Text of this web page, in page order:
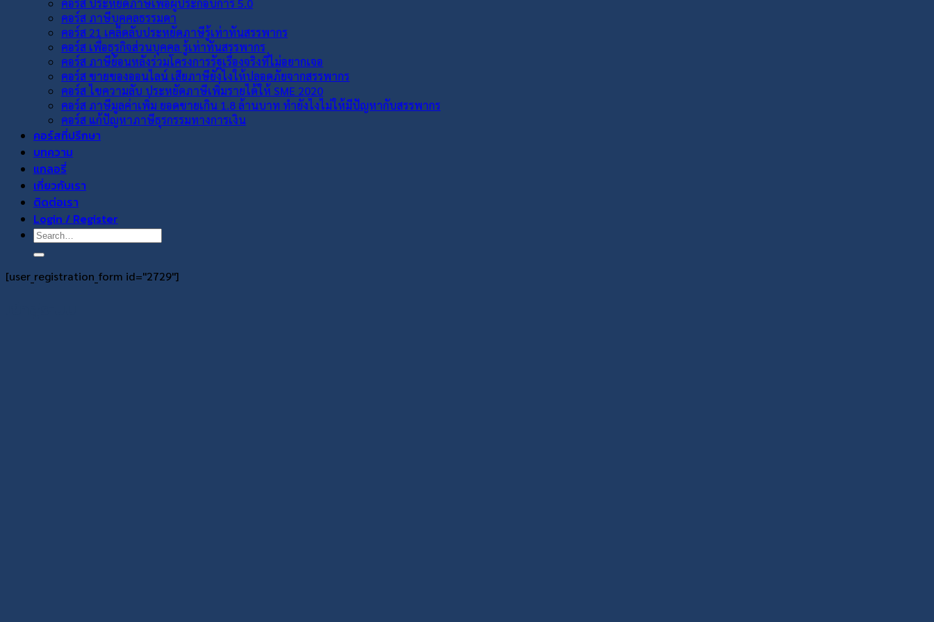
คอร์ส ประหยัดภาษีเพื่อผู้ประกอบการ 5.0
คอร์ส ภาษีบุคคลธรรมดา
คอร์ส 21 เคล็ดลับประหยัดภาษีรู้เท่าทันสรรพากร
คอร์ส เพื่อธุรกิจส่วนบุคคล รู้เท่าทันสรรพากร
คอร์ส ภาษีย้อนหลังร่วมโครงการรัฐเรื่องจริงที่ไม่อยากเจอ
คอร์ส ขายของออนไลน์ เสียภาษียังไงให้ปลอดภัยจากสรรพากร
คอร์ส ไขความลับ ประหยัดภาษีเพิ่มรายได้ให้ SME 2020
คอร์ส ภาษีมูลค่าเพิ่ม ยอดขายเกิน 1.8 ล้านบาท ทำยังไงไม่ให้มีปัญหากับสรรพากร
คอร์ส แก้ปัญหาภาษีธุรกรรมทางการเงิน
คอร์สที่ปรึกษา
บทความ
แกลอรี่
เกี่ยวกับเรา
ติดต่อเรา
Login / Register
Search
[user_registration_form id="2729"]